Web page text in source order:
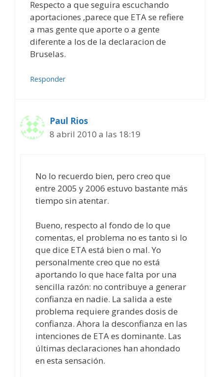
Respecto a que seguira escuchando
aportaciones ,parece que ETA se refiere
a mas gente que aporte o a gente
diferente a los de la declaracion de
Bruselas.
Responder
Paul Rios
8 abril 2010 a las 18:19
No lo recuerdo bien, pero creo que
entre 2005 y 2006 estuvo bastante más
tiempo sin atentar.
Bueno, respecto al fondo de lo que
comentas, el problema no es tanto si lo
que dice ETA está bien o mal. Yo
personalmente creo que no está
aportando lo que hace falta por una
sencilla razón: no contribuye a generar
confianza en nadie. La salida a este
problema requiere grandes dosis de
confianza. Ahora la desconfianza en las
intenciones de ETA es dominante. Las
últimas declaraciones han ahondado
en esta sensación.